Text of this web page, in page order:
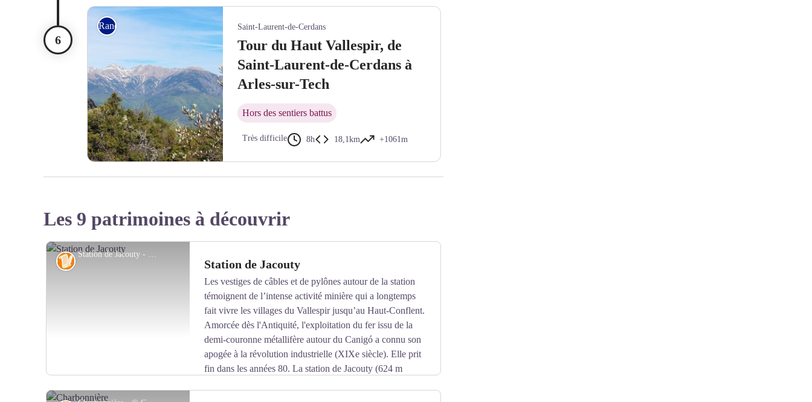
Rando itinérante Saint-Laurent-de-Cerdans
Tour du Haut Vallespir, de
Saint-Laurent-de-Cerdans à
Arles-sur-Tech
Hors des sentiers battus
Très difficile 8h 18,1km +1061m
Les 9 patrimoines à découvrir
Station de Jacouty - © Frédéric Maler - CC Haut Vallespir
Histoire Station de Jacouty
Les vestiges de câbles et de pylônes autour de la station
témoignent de l’intense activité minière qui a longtemps
fait vivre les villages du Vallespir jusqu’au Haut-Conflent.
Amorcée dès l'Antiquité, l'exploitation du fer issu de la
demi-couronne métallifère autour du Canigó a connu son
apogée à la révolution industrielle (XIXe siècle). Elle prit
fin dans les années 80. La station de Jacouty (624 m
de Batera à Arles-sur-Tech. Long de 9 km et fort d’un dénivelé de 1000 m, ce câble inauguré en